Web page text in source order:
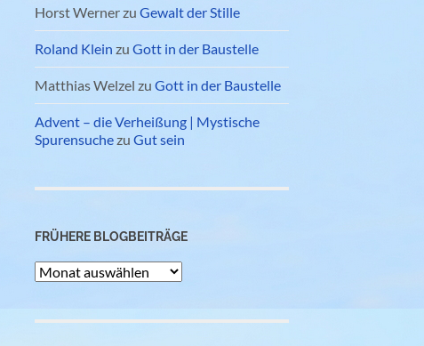
Horst Wernerzu Gewalt der Stille
Roland Klein zu Gott in der Baustelle
Matthias Welzel zu Gott in der Baustelle
Advent – die Verheißung | Mystische
Spurensuchezu Gut sein
FRÜHERE BLOGBEITRÄGE
Frühere